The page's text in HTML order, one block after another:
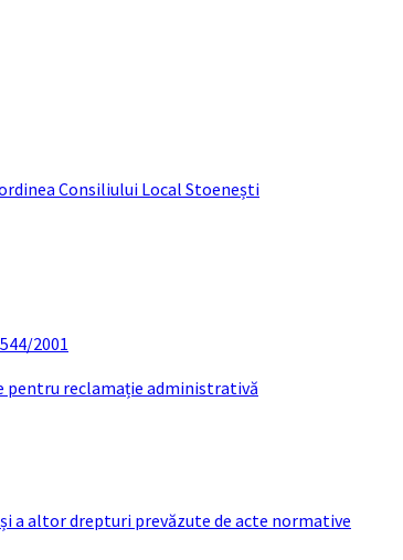
Consiliului Local Stoenești
2001
pentru reclamație administrativă
altor drepturi prevăzute de acte normative